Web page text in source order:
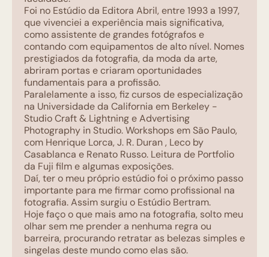
Foi no Estúdio da Editora Abril, entre 1993 a 1997,
que vivenciei a experiência mais significativa,
como assistente de grandes fotógrafos e
contando com equipamentos de alto nível. Nomes
prestigiados da fotografia, da moda da arte,
abriram portas e criaram oportunidades
fundamentais para a profissão.
Paralelamente a isso, fiz cursos de especialização
na Universidade da California em Berkeley -
Studio Craft & Lightning e Advertising
Photography in Studio. Workshops em São Paulo,
com Henrique Lorca, J. R. Duran , Leco by
Casablanca e Renato Russo. Leitura de Portfolio
da Fuji film e algumas exposições.
Daí, ter o meu próprio estúdio foi o próximo passo
importante para me firmar como profissional na
fotografia. Assim surgiu o Estúdio Bertram.
Hoje faço o que mais amo na fotografia, solto meu
olhar sem me prender a nenhuma regra ou
barreira, procurando retratar as belezas simples e
singelas deste mundo como elas são.